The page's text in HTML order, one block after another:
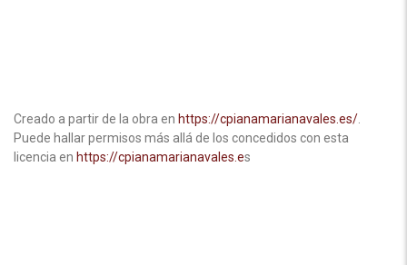
Creado a partir de la obra en https://cpianamarianavales.es/.
Puede hallar permisos más allá de los concedidos con esta
licencia en https://cpianamarianavales.es